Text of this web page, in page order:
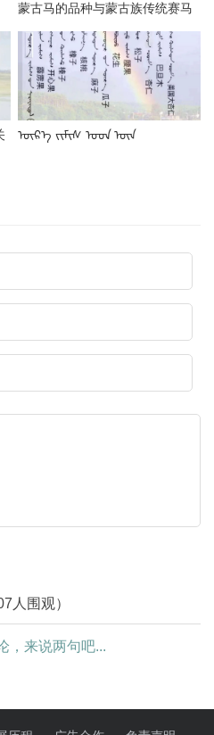
蒙古马的品种与蒙古族传统赛马
技巧
ᠦᠷ᠎ᠡ ᠵᠢᠮᠢᠰ ᠤᠳ ᠦᠨ
人围观）
，来说两句吧...